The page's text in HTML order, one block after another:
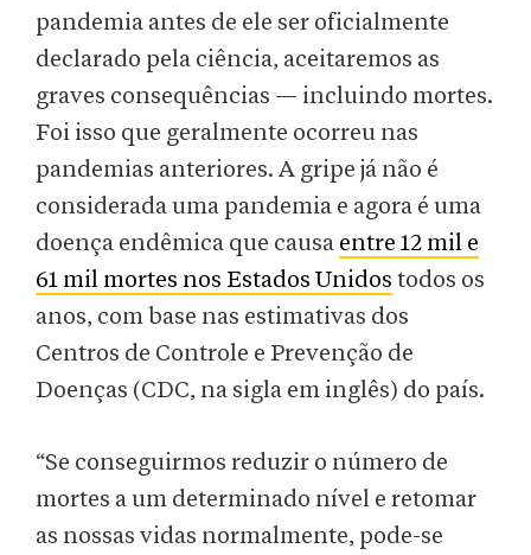
pandemia antes de ele ser oficialmente
declarado pela ciência, aceitaremos as
graves consequências — incluindo mortes.
Foi isso que geralmente ocorreu nas
pandemias anteriores. A gripe já não é
considerada uma pandemia e agora é uma
doença endêmica que causa entre 12 mil e
61 mil mortes nos Estados Unidos todos os
anos, com base nas estimativas dos
Centros de Controle e Prevenção de
Doenças (CDC, na sigla em inglês) do país.
“Se conseguirmos reduzir o número de
mortes a um determinado nível e retomar
as nossas vidas normalmente, pode-se